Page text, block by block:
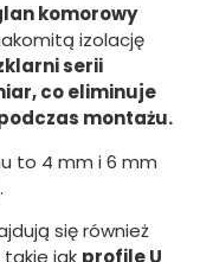
komorowy
izolację
serii
co eliminuje
montażu.
to 4 mm i 6 mm
się również
jak profile U